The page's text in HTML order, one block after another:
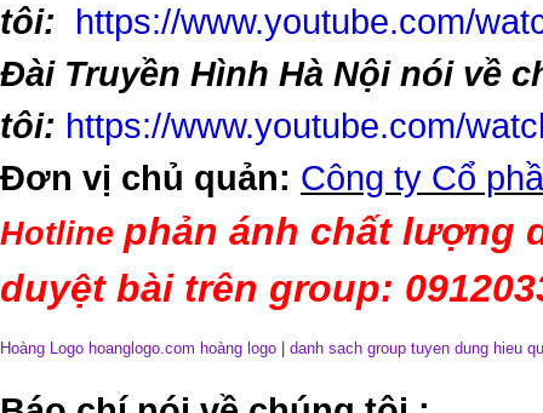
tôi:
https://www.youtube.com/
Đài Truyền Hình Hà Nội nói về
tôi: https://www.youtube.com/
Đơn vị chủ quản: Công ty Cổ
Hotline phản ánh chất lượng
duyệt bài trên group:
Hoàng Logo hoanglogo.com hoàng logo danh sach group tuyen dung hieu